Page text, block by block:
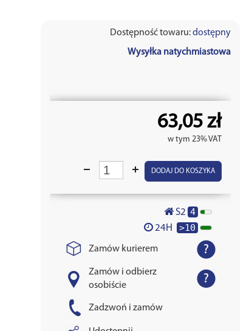
Dostępność towaru:dostępny
Wysyłka natychmiastowa
63,05 zł
w tym 23% VAT
DODAJ DO KOSZYKA
S2 4
24H >10
Zamów kurierem
Zamów i odbierz
osobiście
Zadzwoń i zamów